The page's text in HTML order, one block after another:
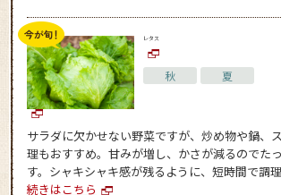
レタス
秋 夏
サラダに欠かせない野菜ですが、炒め物や鍋、
理もおすすめ。甘みが増し、かさが減るのでた
す。シャキシャキ感が残るように、短時間で調
続きはこちら